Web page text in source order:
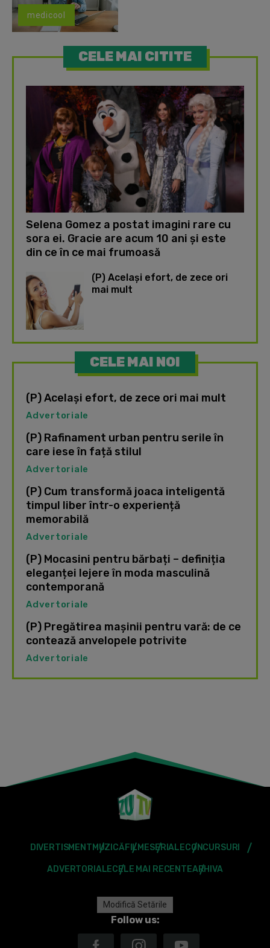
medicool
CELE MAI CITITE
Selena Gomez a postat imagini rare cu
sora ei. Gracie are acum 10 ani și este
din ce în ce mai frumoasă
(P) Același efort, de zece ori
mai mult
CELE MAI NOI
(P) Același efort, de zece ori mai mult
Advertoriale
(P) Rafinament urban pentru serile în
care iese în față stilul
Advertoriale
(P) Cum transformă joaca inteligentă
timpul liber într-o experiență
memorabilă
Advertoriale
(P) Mocasini pentru bărbați – definiția
eleganței lejere în moda masculină
contemporană
Advertoriale
(P) Pregătirea mașinii pentru vară: de ce
contează anvelopele potrivite
Advertoriale
DIVERTISMENT MUZICĂFILMESERIALECONCURSURI
ADVERTORIALECELE MAI RECENTEARHIVA
Modifică Setările
Follow us: